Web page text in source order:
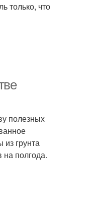
только, что
полезных
грунта
на полгода.